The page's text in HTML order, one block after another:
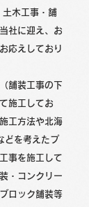
木工事・舗
社に迎え、お
応えしており
舗装工事の下
施工してお
工方法や北海
どを考えたプ
事を施工して
・コンクリー
ロック舗装等